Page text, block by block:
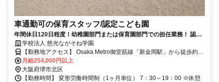
車通勤可の保育スタッフ/認定こども園
年間休日120日程度！幼稚園部門または保育園部門での担任業務！ 認定
こども園での保育スタッフ（正職員）募集中！
学校法人 慈光ながそね学園
【勤務地アクセス】 Osaka Metro御堂筋線「新金岡駅」から徒歩約10
分 Osaka Metro御堂筋線「なかもず駅」から徒歩約14分 南海高野
線・泉北線「中百舌鳥駅」から徒歩約16分 〇車・マイカー通勤
OK（要相談）
月給254,000円以上
大阪府堺市北区
【勤務時間】 変形労働時間制（1ヶ月単位） 7：30～19：00 ※休憩